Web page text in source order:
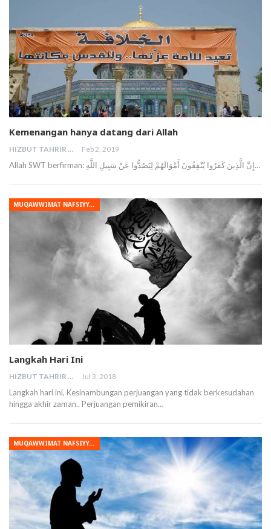
Kemenangan hanya datang dari Allah
HIZBUT TAHRIR MALAYSIA Feb 2, 2019
Allah SWT berfirman: إِنَّ الَّذِينَ كَفَرُوا يُنْفِقُونَ أَمْوَالَهُمْ لِيَصُدُّوا عَنْ سَبِيلِ اللَّهِ…
MUQAWWIMAT NAFSIYYAH
Langkah Hari Ini
HIZBUT TAHRIR MALAYSIA Jul 3, 2018
Langkah hari ini, Kesinambungan perjuangan yang tidak berkesudahan
hingga akhir zaman.. Perjuangan pemikiran…
MUQAWWIMAT NAFSIYYAH